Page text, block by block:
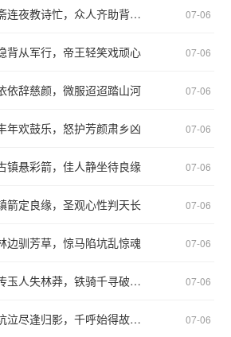
第十四章 漱芳斋连夜教诗忙，众人齐助背从军 07-06
背从军行，帝王轻笑戏顽心 07-06
依辞慈颜，微服迢迢踏山河 07-06
年欢鼓乐，怒护芳颜肃乡凶 07-06
镇悬彩箭，佳人静坐待良缘 07-06
箭定良缘，圣观心性判天长 07-06
边驯芳草，惊马陷坑乱惊魂 07-06
第二十一章 惊传玉人失林莽，铁骑千寻破深幽 07-06
第二十二章 深坑泣尽逢归影，千呼始得故人来 07-06